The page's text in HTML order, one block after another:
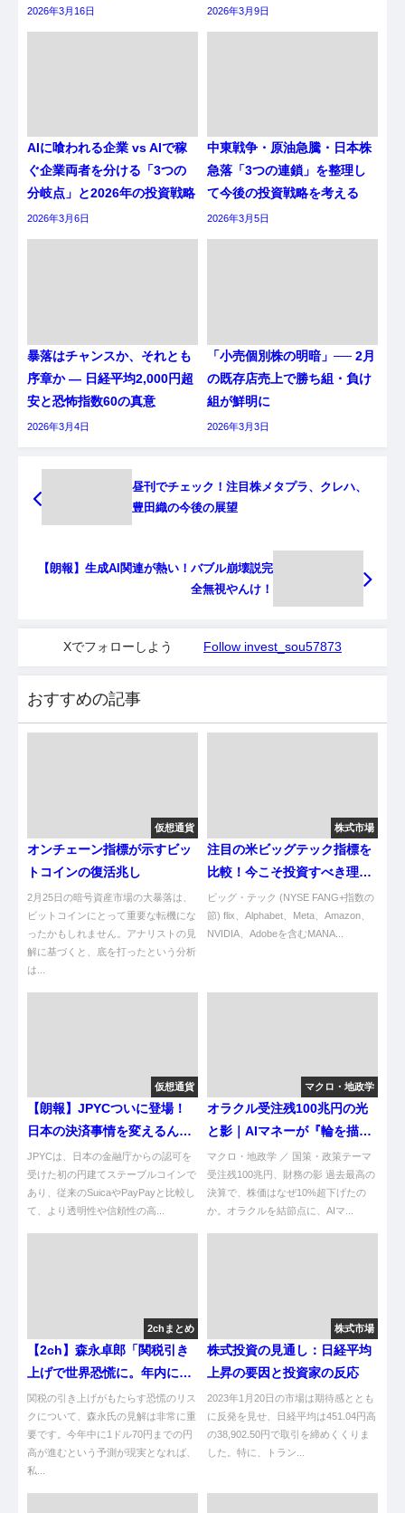
2026年3月16日 2026年3月9日
AIに喰われる企業 vs AIで稼
ぐ企業両者を分ける「3つの
分岐点」と2026年の投資戦略
2026年3月6日
中東戦争・原油急騰・日本株
急落「3つの連鎖」を整理し
て今後の投資戦略を考える
2026年3月5日
暴落はチャンスか、それとも
序章か ― 日経平均2,000円超
安と恐怖指数60の真意
2026年3月4日
「小売個別株の明暗」── 2月
の既存店売上で勝ち組・負け
組が鮮明に
2026年3月3日
昼刊でチェック！注目株メタプラ、クレハ、
豊田織の今後の展望
【朗報】生成AI関連が熱い！バブル崩壊説完
全無視やんけ！
Xでフォローしよう Follow invest_sou57873
おすすめの記事
仮想通貨
オンチェーン指標が示すビッ
トコインの復活兆し
2月25日の暗号資産市場の大暴落は、
ビットコインにとって重要な転機にな
ったかもしれません。アナリストの見
解に基づくと、底を打ったという分析
は...
株式市場
注目の米ビッグテック指標を
比較！今こそ投資すべき理由
とは
ビッグ・テック (NYSE FANG+指数の
節) flix、Alphabet、Meta、Amazon、
NVIDIA、Adobeを含むMANA...
仮想通貨
【朗報】JPYCついに登場！
日本の決済事情を変えるんや
ろがい！
JPYCは、日本の金融庁からの認可を
受けた初の円建てステーブルコインで
あり、従来のSuicaやPayPayと比較し
て、より透明性や信頼性の高...
マクロ・地政学
オラクル受注残100兆円の光
と影｜AIマネーが『輪を描い
て回る』資金環流を解説
マクロ・地政学 ／ 国策・政策テーマ
受注残100兆円、財務の影 過去最高の
決算で、株価はなぜ10%超下げたの
か。オラクルを結節点に、AIマ...
2chまとめ
【2ch】森永卓郎「関税引き
上げで世界恐慌に。年内に1
ドル70円まで円高が進む」
NISA民全滅か
関税の引き上げがもたらす恐慌のリス
クについて、森永氏の見解は非常に重
要です。今年中に1ドル70円までの円
高が進むという予測が現実となれば、
私...
株式市場
株式投資の見通し：日経平均
上昇の要因と投資家の反応
2023年1月20日の市場は期待感ととも
に反発を見せ、日経平均は451.04円高
の38,902.50円で取引を締めくくりま
した。特に、トラン...